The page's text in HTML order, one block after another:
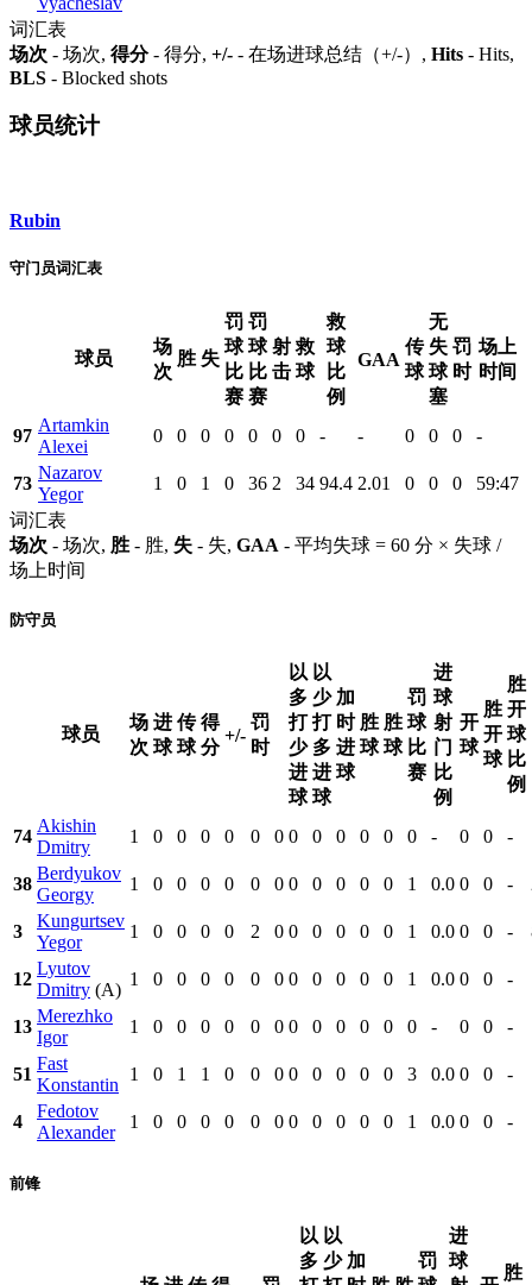
词汇表
场次 - 场次, 得分- 得分, +/- - 在场进球总结（+/-）, Hits - Hits,
BLS - Blocked shots
球员统计
Rubin
守门员词汇表
球员
场
次
胜 失
罚
球
比
赛
罚
球
比
赛
射
击
救
球
救
球
比
例
GAA
传
球
无
失
球
塞
罚
时
场上
时间
97
Artamkin
Alexei
0 0 0 0 0 0 0 - - 0 0 0 -
73
Nazarov
Yegor
1 0 1 0 36 2 34 94.4 2.01 0 0 0
59:47
词汇表
场次 - 场次, 胜 - 胜, 失 - 失, GAA - 平均失球 = 60 分 × 失球 /
场上时间
防守员
球员
场
次
进
球
传
球
得
分
+/-
罚
时
以
多
打
少
进
球
以
少
打
多
进
球
加
时
进
球
胜
球
胜
球
罚
球
比
赛
进
球
射
门
比
例
开
球
胜
开
球
胜
开
球
比
例
74
Akishin
Dmitry
1 0 0 0 0 0 0 0 0 0 0 0 0 - 0 0 -
38
Berdyukov
Georgy
1 0 0 0 0 0 0 0 0 0 0 0 1 0.0 0 0 -
3
Kungurtsev
Yegor
1 0 0 0 0 2 0 0 0 0 0 0 1 0.0 0 0 -
12
Lyutov
Dmitry (A)
1 0 0 0 0 0 0 0 0 0 0 0 1 0.0 0 0 -
13
Merezhko
Igor
1 0 0 0 0 0 0 0 0 0 0 0 0 - 0 0 -
51
Fast
Konstantin
1 0 1 1 0 0 0 0 0 0 0 0 3 0.0 0 0 -
4
Fedotov
Alexander
1 0 0 0 0 0 0 0 0 0 0 0 1 0.0 0 0 -
前锋
以
多
以
少 加
罚
进
球
胜